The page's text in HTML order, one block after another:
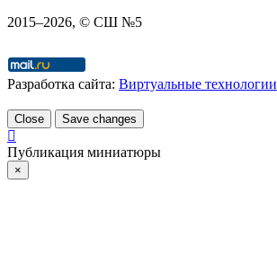
2015–2026, © СШ №5
Разработка сайта: Виртуальные технологии
Close Save changes
Публикация миниатюры
×